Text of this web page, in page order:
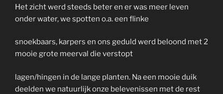
Het zicht werd steeds beter en er was meer leven
onder water, we spotten o.a. een flinke
snoekbaars, karpers en ons geduld werd beloond met 2
mooie grote meerval die verstopt
lagen/hingen in de lange planten. Na een mooie duik
deelden we natuurlijk onze belevenissen met de rest